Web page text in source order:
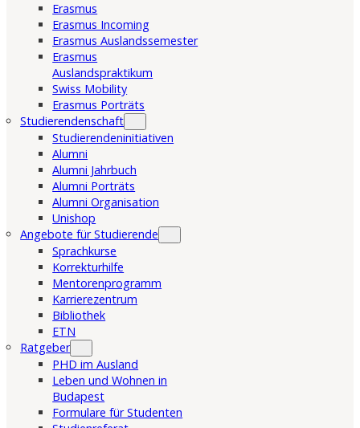
Erasmus
Erasmus Incoming
Erasmus Auslandssemester
Erasmus
Auslandspraktikum
Swiss Mobility
Erasmus Porträts
Studierendenschaft
Studierendeninitiativen
Alumni
Alumni Jahrbuch
Alumni Porträts
Alumni Organisation
Unishop
Angebote für Studierende
Sprachkurse
Korrekturhilfe
Mentorenprogramm
Karrierezentrum
Bibliothek
ETN
Ratgeber
PHD im Ausland
Leben und Wohnen in
Budapest
Formulare für Studenten